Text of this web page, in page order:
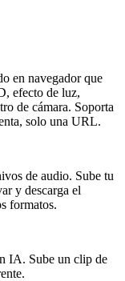
en navegador que
efecto de luz,
de cámara. Soporta
solo una URL.
de audio. Sube tu
y descarga el
formatos.
IA. Sube un clip de